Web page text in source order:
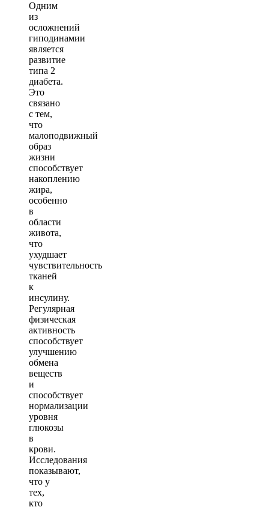
Одним
из
осложнений
гиподинамии
является
развитие
типа 2
диабета.
Это
связано
с тем,
что
малоподвижный
образ
жизни
способствует
накоплению
жира,
особенно
в
области
живота,
что
ухудшает
чувствительность
тканей
к
инсулину.
Регулярная
физическая
активность
способствует
улучшению
обмена
веществ
и
способствует
нормализации
уровня
глюкозы
в
крови.
Исследования
показывают,
что у
тех,
кто